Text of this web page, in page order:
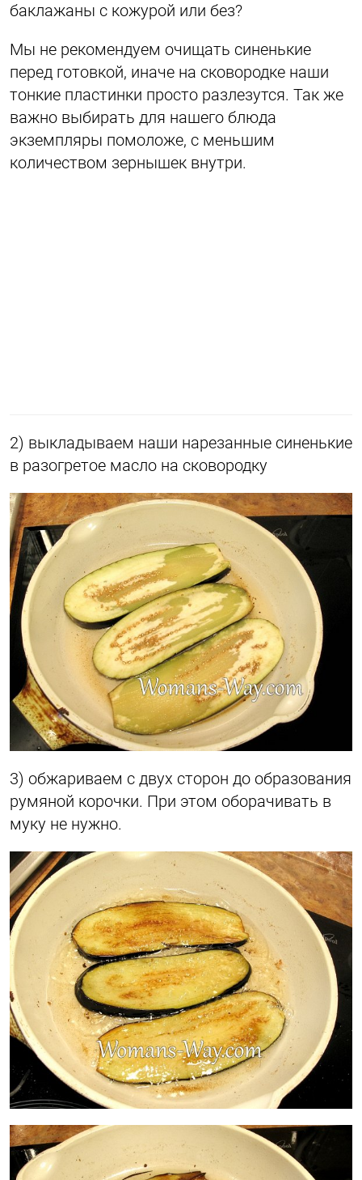
баклажаны с кожурой или без?
Мы не рекомендуем очищать синенькие
перед готовкой, иначе на сковородке наши
тонкие пластинки просто разлезутся. Так же
важно выбирать для нашего блюда
экземпляры помоложе, с меньшим
количеством зернышек внутри.
2) выкладываем наши нарезанные синенькие
в разогретое масло на сковородку
3) обжариваем с двух сторон до образования
румяной корочки. При этом оборачивать в
муку не нужно.